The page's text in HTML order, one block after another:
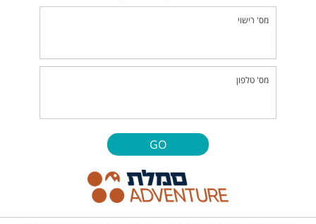
מס' רישוי
מס' טלפון
GO